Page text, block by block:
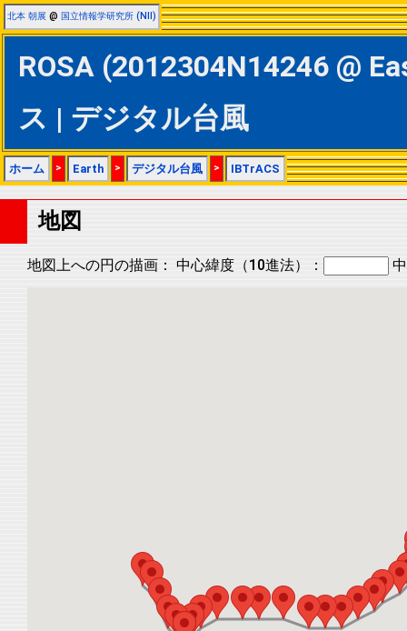
北本 朝展 @ 国立情報学研究所 (NII)
ROSA (2012304N14246 @
ス | デジタル台風
ホーム > Earth > デジタル台風 > IBTrACS
地図
地図上への円の描画： 中心緯度（10進法）：